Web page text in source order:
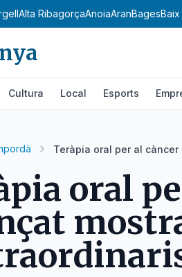
Alta RibagorçaAnoiaAranBagesBaix
Cultura Local Esports
Teràpia oral per al
oral